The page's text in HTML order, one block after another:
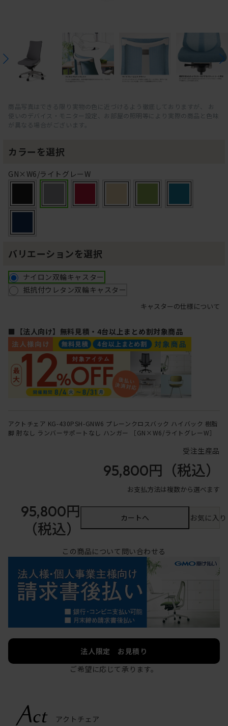
商品写真はできる限り実物の色に近づけるよう徹底しておりますが、 お
使いのデバイス・モニター設定、お部屋の照明等により実際の商品と色味
が異なる場合がございます。
カラーを選択
GN×W6/ライトグレーW
バリエーションを選択
ナイロン双輪キャスター
抵抗付ウレタン双輪キャスター
キャスターの仕様について
■【法人向け】無料見積・4台以上まとめ割対象商品
アクトチェア KG-430PSH-GNW6 プレーンクロスバック ハイバック 樹脂
脚 肘なし ランバーサポートなし ハンガー ［GN×W6/ライトグレーW］
受注生産品
95,800円 （税込）
お支払方法は複数から選べます
95,800円
（税込）
カートへ お気に入
この商品について問い合わせる
法人限定 お見積り
ご希望に応じて承ります。